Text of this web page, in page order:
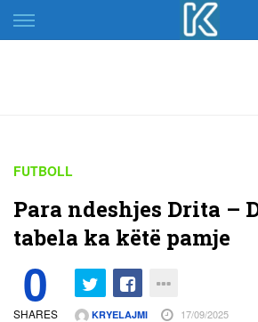
Skip
to
FUTBOLL
Para ndeshjes Drita –
tabela ka këtë pamje
0
SHARES KRYELAJMI 17/09/2025